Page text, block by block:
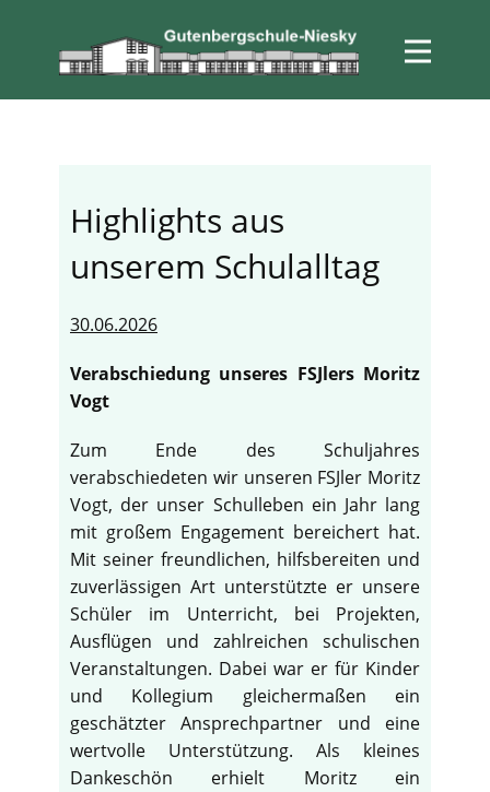
Highlights aus
unserem Schulalltag
30.06.2026
Verabschiedung unseres FSJlers Moritz
Vogt
Zum Ende des Schuljahres
verabschiedeten wir unseren FSJler Moritz
Vogt, der unser Schulleben ein Jahr lang
mit großem Engagement bereichert hat.
Mit seiner freundlichen, hilfsbereiten und
zuverlässigen Art unterstützte er unsere
Schüler im Unterricht, bei Projekten,
Ausflügen und zahlreichen schulischen
Veranstaltungen. Dabei war er für Kinder
und Kollegium gleichermaßen ein
geschätzter Ansprechpartner und eine
wertvolle Unterstützung. Als kleines
Dankeschön erhielt Moritz ein